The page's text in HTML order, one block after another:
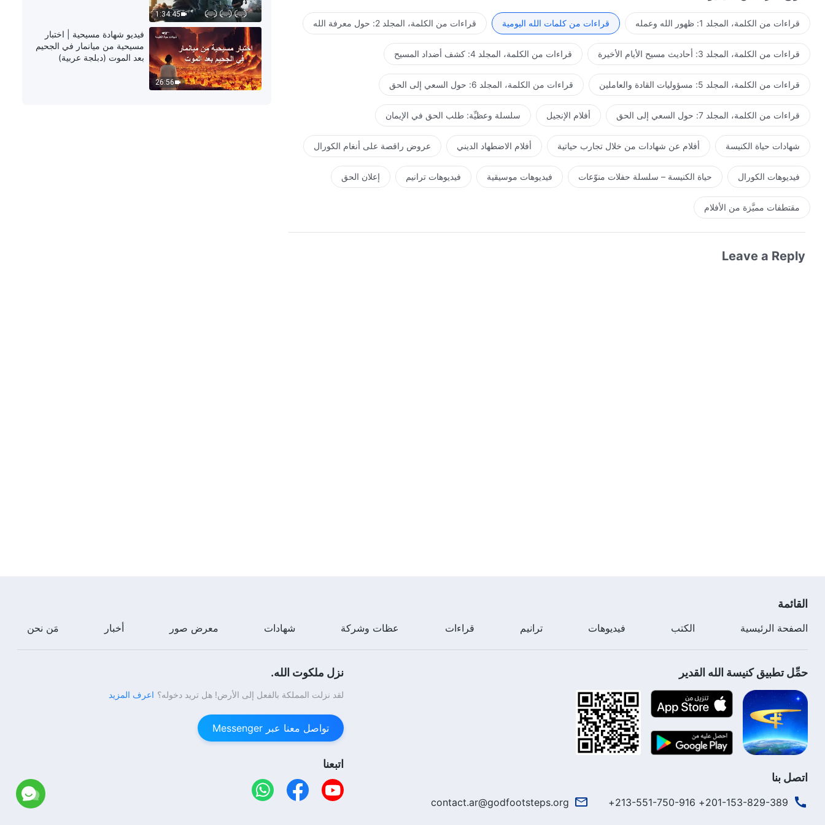
5:39
كلمات الله اليومية: كشف فساد
البشرية | اقتباس 373
أيامي. هل تصدق كلامي؟ هل تؤمن بالانتقام؟ هل تؤمن بأنني سأعاقب كل أولئك الأشرار الذين يخدعونني ويخونونني؟ هل تأمل أن
يأتي هذا اليوم عاجلاً أم يأتي آجلاً؟ هل أنت شخص خائف جدًا من العقاب، أم شخص يُفضّل مقاومتي حتى لو كان عليه تحمل
العقاب؟ عندما يحين ذلك اليوم، هل يمكنك تخيُّل ما إذا كنت ستعيش وسط الهتافات والضحك، أم وسط بكائك وصرير أسنانك؟ ما
نوع النهاية التي تتمنى أن تحظى بها؟ هل سبق لك أن فكرت جديًا فيما إذا كنت تؤمن بي بنسبة مئة في المئة أم تشك فيّ بنسبة
مئة في المئة؟ هل سبق لك أن أمعنت النظر بعناية في نوع العواقب والنهايات التي سوف تجلبها أفعالك وسلوكك عليك؟ هل تأمل
حقًا في أن تتحقق كل كلماتي واحدة تلو الأخرى، أم أنك تخشى بشدة أن تتحقق كلماتي واحدة تلو الأخرى؟ إن كنت تأمل في أن
أغادر قريبًا لكي أتمكن من تحقيق كلماتي، فكيف يجب أن تتعامل مع كلماتك وأفعالك؟ وإن كنت لا تأمل في رحيلي ولا تأمل أن
تتحقق كلماتي على الفور، فلماذا إذًا تؤمن بي أساسًا؟ هل تعرف حقًا لماذا تتبعني؟ إذا كان الأمر يقتصر على توسيع آفاقك، فلا
يلزمك أن تزعج نفسك على هذا النحو. أما إن كان هدفك أن تُبَارك وتتفادى الكارثة القادمة، فلِمَ لا تشعر بالقلق حيال سلوكك؟ لِمَ لا
تسأل نفسك ما إذا كنت تستطيع تلبية متطلباتي أم لا؟ لِمَ لا تسأل نفسك أيضًا ما إذا كنت مؤهلاً لتلقي بركاتي المستقبلية أم لا؟
قراءات من الكلمة، المجلد 1: ظهور الله وعمله قراءات من كلمات الله اليومية قراءات من الكلمة، المجلد 2: حول معرفة الله
قراءات من الكلمة، المجلد 3: أحاديث مسيح الأيام الأخيرة قراءات من الكلمة، المجلد 4: كشف أضداد المسيح
قراءات من الكلمة، المجلد 5: مسؤوليات القادة والعاملين قراءات من الكلمة، المجلد 6: حول السعي إلى الحق
قراءات من الكلمة، المجلد 7: حول السعي إلى الحق أفلام الإنجيل سلسلة وعظيِّة: طلب الحق في الإيمان
شهادات حياة الكنيسة أفلام عن شهادات من خلال تجارب حياتية أفلام الاضطهاد الديني عروض راقصة على أنغام الكورال
فيديوهات الكورال حياة الكنيسة – سلسلة حفلات منوّعات فيديوهات موسيقية فيديوهات ترانيم إعلان الحق
مقتطفات مميَّزة من الأفلام
Leave a Reply
1:34:45
26:56
فيديو شهادة مسيحية | اختبار
مسيحية من ميانمار في الجحيم
بعد الموت (دبلجة عربية)
القائمة
الصفحة الرئيسية الكتب فيديوهات ترانيم قراءات عظات وشركة شهادات معرض صور أخبار مَن نحن
حمِّل تطبيق كنيسة الله القدير
اتصل بنا
201-153-829-389+ 213-551-750-916+
contact.ar@godfootsteps.org
نزل ملكوت الله.
لقد نزلت المملكة بالفعل إلى الأرض! هل تريد دخوله؟ اعرف المزيد
تواصل معنا عبر Messenger
اتبعنا